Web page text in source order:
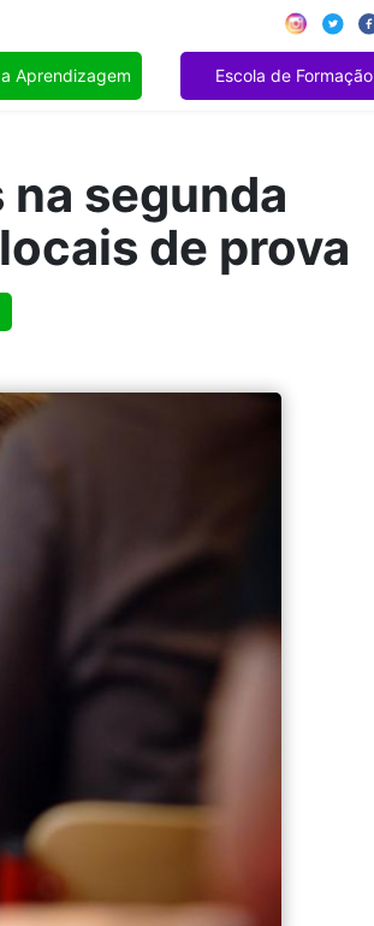
Aprendizagem Escola de Formação
segunda
de prova